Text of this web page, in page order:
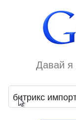
Давай я